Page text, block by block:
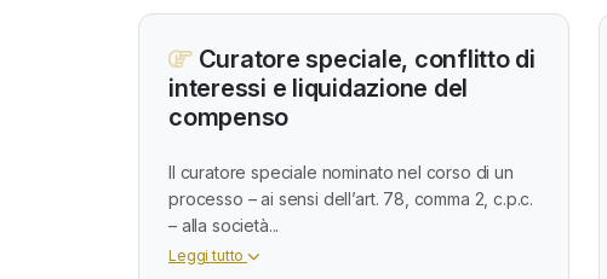
Curatore speciale, conflitto di
interessi e liquidazione del
compenso
Il curatore speciale nominato nel corso di un
processo – ai sensi dell’art. 78, comma 2, c.p.c.
– alla società...
Leggi tutto